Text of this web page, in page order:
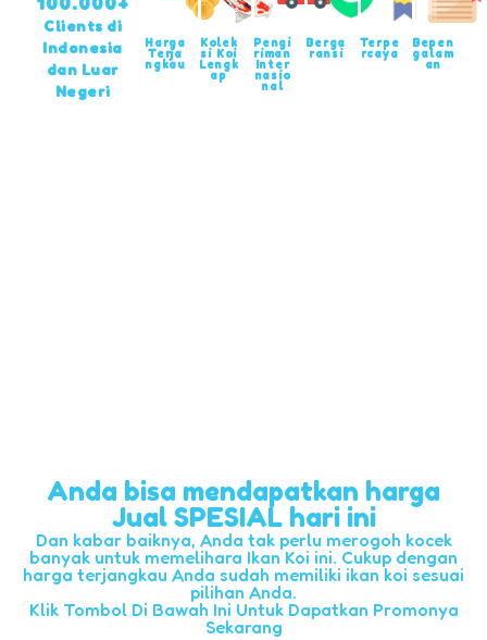
Clients di
Indonesia
dan Luar
Negeri
Harga
Terja
ngkau
Kolek
si Koi
Lengk
ap
Pengi
riman
Inter
nasio
nal
Berga
ransi
Terpe
rcaya
Bepen
galam
an
Anda bisa mendapatkan harga
Jual SPESIAL hari ini
Dan kabar baiknya, Anda tak perlu merogoh kocek
banyak untuk memelihara Ikan Koi ini. Cukup dengan
harga terjangkau Anda sudah memiliki ikan koi sesuai
pilihan Anda.
Klik Tombol Di Bawah Ini Untuk Dapatkan Promonya
Sekarang